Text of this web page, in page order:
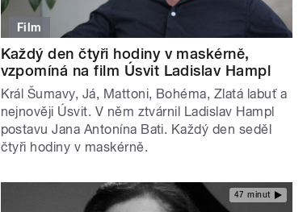
Film
Každý den čtyři hodiny v maskérně,
vzpomíná na film Úsvit Ladislav Hampl
Král Šumavy, Já, Mattoni, Bohéma, Zlatá labuť a
nejnověji Úsvit. V něm ztvárnil Ladislav Hampl
postavu Jana Antonína Bati. Každý den seděl
čtyři hodiny v maskérně.
47 minut